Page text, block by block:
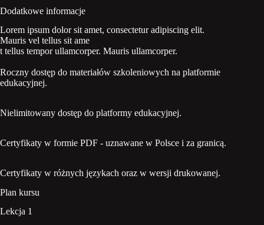
Dodatkowe informacje
Lorem ipsum dolor sit amet, consectetur adipiscing elit.
Mauris vel tellus sit ame
t tellus tempor ullamcorper. Mauris ullamcorper.
Roczny dostęp do materiałów szkoleniowych na platformie
edukacyjnej.
Nielimitowany dostęp do platformy edukacyjnej.
Certyfikaty w formie PDF - uznawane w Polsce i za granicą.
Certyfikaty w różnych językach oraz w wersji drukowanej.
Plan kursu
Lekcja 1